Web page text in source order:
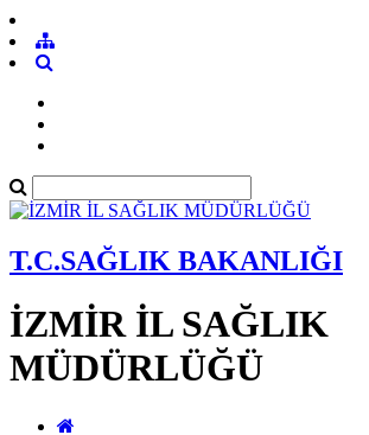
T.C.SAĞLIK BAKANLIĞI
İZMİR İL SAĞLIK
MÜDÜRLÜĞÜ